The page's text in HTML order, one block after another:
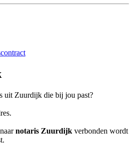
uit Zuurdijk die bij jou past?
notaris Zuurdijk verbonden wordt